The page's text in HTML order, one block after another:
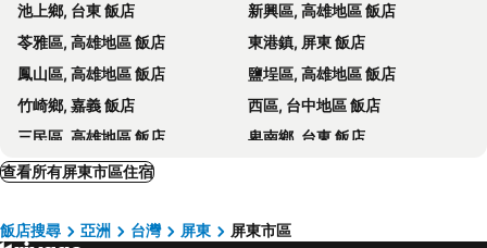
Paris Business Hotel
橙屋商旅
芝豐大飯店
Just Sleep Kaohsiung Zhongzheng
藍色海岸 HOTEL
金石大飯店
康橋商旅新崛江館
河堤美學商旅
台輪時尚旅店
鑽石大旅社
Weifeng Boutique Business Hotel - Zhanqian Branch
Here Hostel - Pingtung
Tzu Chi Hotel
瑞豐夜市
高雄愛河
高雄新光碼頭海洋之心
池上鄉, 台東 飯店
新興區, 高雄地區 飯店
苓雅區, 高雄地區 飯店
東港鎮, 屏東 飯店
鳳山區, 高雄地區 飯店
鹽埕區, 高雄地區 飯店
竹崎鄉, 嘉義 飯店
西區, 台中地區 飯店
三民區, 高雄地區 飯店
卑南鄉, 台東 飯店
滿州鄉, 屏東 飯店
東區, 台南地區 飯店
安平區, 台南地區 飯店
查看所有屏東市區住宿
飯店搜尋 亞洲 台灣 屏東 屏東市區